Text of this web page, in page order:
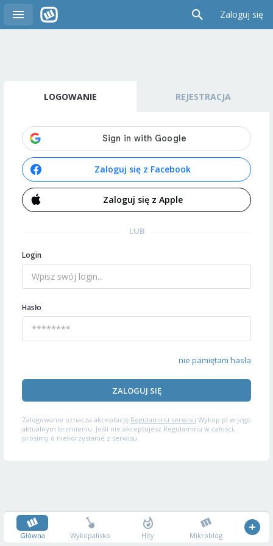
Zaloguj się
LOGOWANIE REJESTRACJA
Zaloguj się z Facebook
Zaloguj się z Apple
LUB
Login
Hasło
nie pamiętam hasła
ZALOGUJ SIĘ
Zalogowanie oznacza akceptację Regulaminu serwisu Wykop.pl w jego
aktualnym brzmieniu. Jeśli nie akceptujesz Regulaminu w całości,
prosimy o niekorzystanie z serwisu.
Główna Wykopalisko Hity Mikroblog